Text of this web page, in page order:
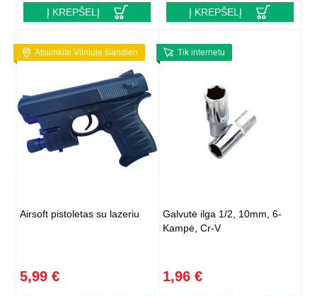
Į KREPŠELĮ Į KREPŠELĮ
Atsiimkite Vilniuje šiandien
Airsoft pistoletas su lazeriu
5,99 €
Tik internetu
Galvutė ilga 1/2, 10mm, 6-
Kampė, Cr-V
1,96 €